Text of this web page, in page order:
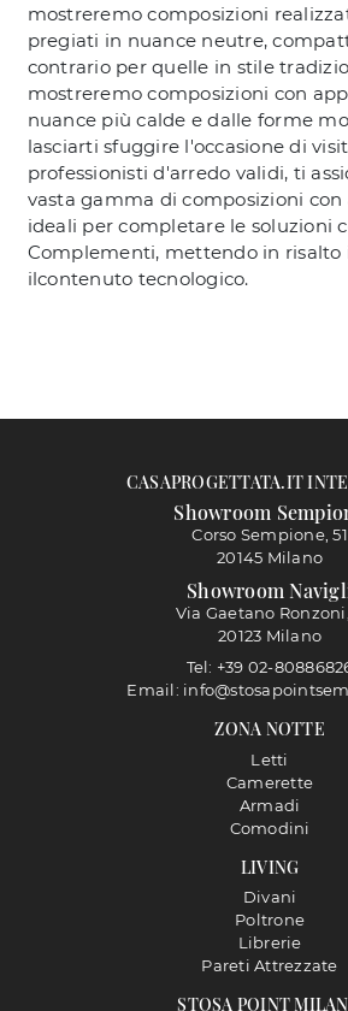
mostreremo composizioni
pregiati in nuance neutre,
contrario per quelle in stile
mostreremo composizioni con
nuance più calde e dalle forme
lasciarti sfuggire l'occasione di
professionisti d'arredo validi, ti
vasta gamma di composizioni con
ideali per completare le soluzioni
Complementi, mettendo in risalto
ilcontenuto tecnologico.
STOSA POINT
LIVING
Divani
Poltrone
Librerie
Pareti Attrezzate
ZONA NOTTE
Letti
Camerette
Armadi
Comodini
CASAPROGETTATA.IT
Showroom
Corso Sempione, 51
20145 Milano
Showroom
Via Gaetano
20123 Milano
Tel: +39 02-
Email: